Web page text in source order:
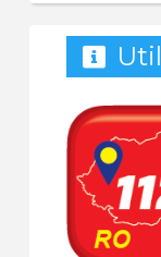
Util